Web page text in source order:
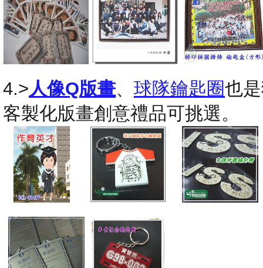
4.>人像Q版畫、 球隊鑰匙圈也
客製化版畫創意禮品可挑選。